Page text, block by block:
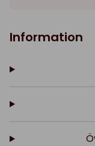
Information